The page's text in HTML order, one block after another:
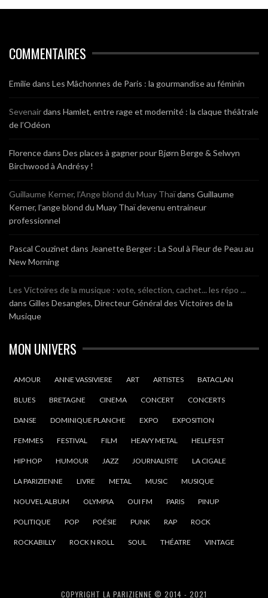
COMMENTAIRES
Emiliedans Les Mâchonnes de Paris : la gourmandise au féminin
Sevenairdans Hamlet, entre rage et modernité : la claque théâtrale
de l’Odéon
Florencedans Des places à gagner pour Bjørn Berge & Selwyn
Birchwood à Andrésy !
Guillaume Kerner, l’Ange blond du Muay Thaïdans Guillaume
Kerner, l’ange blond du Muay Thaï devenu entraineur
professionnel
Pascal Couzinet dans Jeanette Berger : La Soul à Fleur de Peau au
New Morning
Les Victoires de la musique : vote, sélection, cachet... les répo ...
dans Gilles Desangles, Directeur Général des Victoires de la
Musique
MON UNIVERS
AMOUR ANNE VASSIVIERE ART ARTISTES BATACLAN
BLUES BRETAGNE CINEMA CONCERT CONCERTS
DANSE DOMINIQUE PLANCHE EXPO EXPOSITION
FEMMES FESTIVAL FILM HEAVY METAL HELLFEST
HIP HOP HUMOUR JAZZ JOURNALISTE LA CIGALE
LA PARIZIENNE LIVRE METAL MUSIC MUSIQUE
NOUVEL ALBUM OLYMPIA OUI FM PARIS PINUP
POLITIQUE POP POÉSIE PUNK RAP ROCK
ROCKABILLY ROCK N ROLL SOUL THÉATRE VINTAGE
COPYRIGHT LA PARIZIENNE © 2014 - 2021